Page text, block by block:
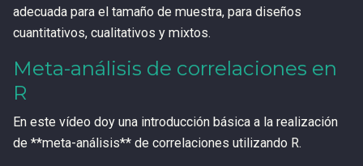
adecuada para el tamaño de muestra, para diseños
cuantitativos, cualitativos y mixtos.
Meta-análisis de correlaciones en
R
En este vídeo doy una introducción básica a la realización
de **meta-análisis** de correlaciones utilizando R.